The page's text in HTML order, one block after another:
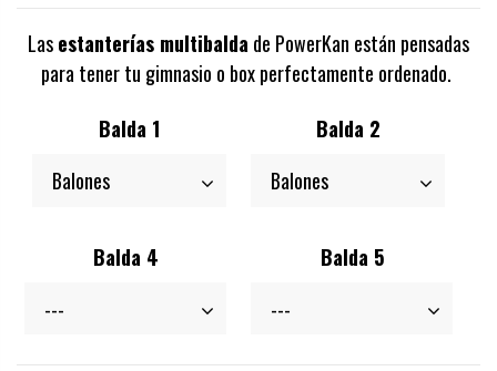
Lasestanterías multibalda de PowerKan están pensadas
para tener tu gimnasio o box perfectamente ordenado.
Balda 1
Balda 2
Balda 4 Balda 5